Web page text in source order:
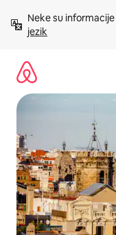
sadržaj
Neke su
jezik